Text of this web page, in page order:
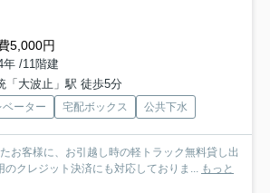
5,000円
年 /11階建
「大波止」駅 徒歩5分
ベーター 宅配ボックス 公共下水
お客様に、お引越し時の軽トラック無料貸し出
のクレジット決済にも対応しておりま... もっと